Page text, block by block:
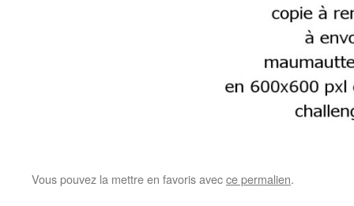
Vous pouvez la mettre en favoris avecce permalien.